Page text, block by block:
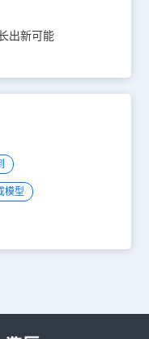
出新可能
模型